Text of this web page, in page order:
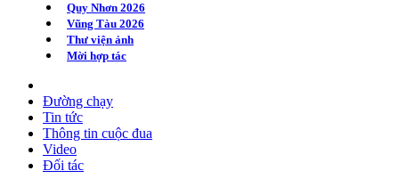
Quy Nhơn 2026
Vũng Tàu 2026
Thư viện ảnh
Mời hợp tác
Đường chạy
Tin tức
Thông tin cuộc đua
Video
Đối tác